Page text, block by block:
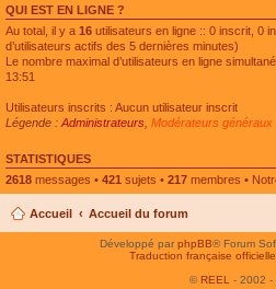
e
n
t
QUI EST EN LIGNE ?
Au total, il y a 16 utilisateurs en ligne :: 0 inscrit, 0
d’utilisateurs actifs des 5 dernières minutes)
Le nombre maximal d’utilisateurs en ligne
13:51
Utilisateurs inscrits : Aucun utilisateur inscrit
Légende : Administrateurs Modérateurs généraux
STATISTIQUES
2618 messages • 421 sujets • 217 membres •
Accueil Accueil du forum
Développé parphpBB® Forum
Traduction française officielle
© REEL - 2002 -